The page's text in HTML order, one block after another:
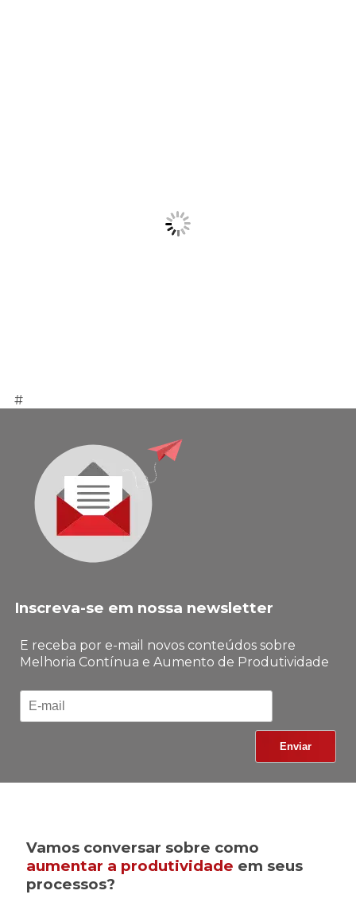
#
Inscreva-se em nossa newsletter
E receba por e-mail novos conteúdos sobre
Melhoria Contínua e Aumento de Produtividade
Vamos conversar sobre como
aumentar a produtividade em seus
processos?